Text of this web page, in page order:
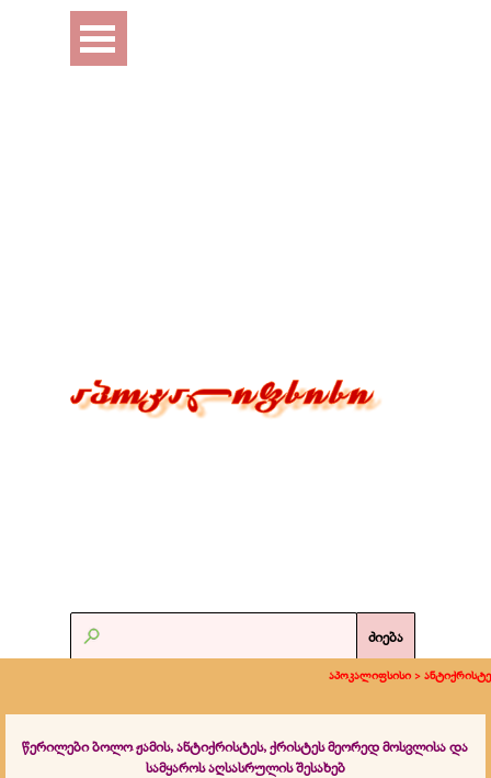
Перейти к контенту
Пропустить меню
ძიება
აპოკალიფსისი > ანტიქრისტე
წერილები ბოლო ჟამის, ანტიქრისტეს, ქრისტეს მეორედ მოსვლისა და
სამყაროს აღსასრულის შესახებ